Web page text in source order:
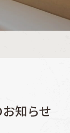
知らせ